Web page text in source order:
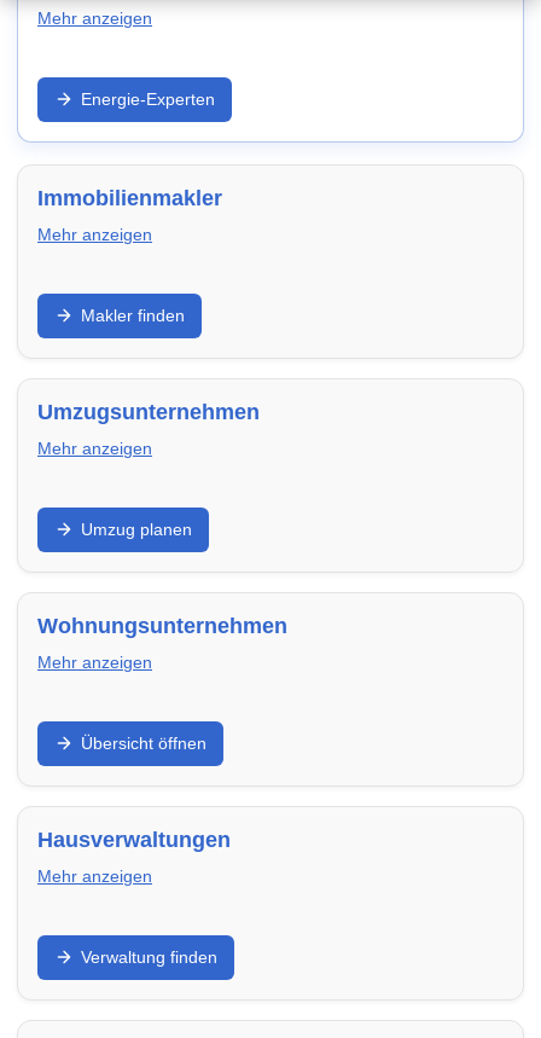
Mehr anzeigen
Strom/Gas, Wärmepumpe, PV und Effizienz: Entdecke
Anbieter und Experten in Kaiserslautern – für
niedrigere laufende Kosten und zukunftssichere
Energie-Experten
Immobilienmakler
Mehr anzeigen
Verkauf, Vermietung, Bewertung und Vermarktung:
Finde Makler in Kaiserslautern, die Objektaufnahme,
Exposé, Besichtigungen und Verhandlung
Makler finden
Umzugsunternehmen
Mehr anzeigen
Privatumzug, Transport, Verpackung und Montage:
Vergleiche Umzugsfirmen in Kaiserslautern –
transparent, terminsicher und passend zu deinem
Umzug planen
Wohnungsunternehmen
Mehr anzeigen
Finde regionale Wohnungsunternehmen,
Genossenschaften und Vermieter in Kaiserslautern –
mit freien Wohnungen, klaren Prozessen und
Übersicht öffnen
Hausverwaltungen
Mehr anzeigen
WEG-, Miet- und Objektverwaltung: Finde
Hausverwaltungen in Kaiserslautern für Abrechnung,
Instandhaltung, Kommunikation und professionelle
Verwaltung finden